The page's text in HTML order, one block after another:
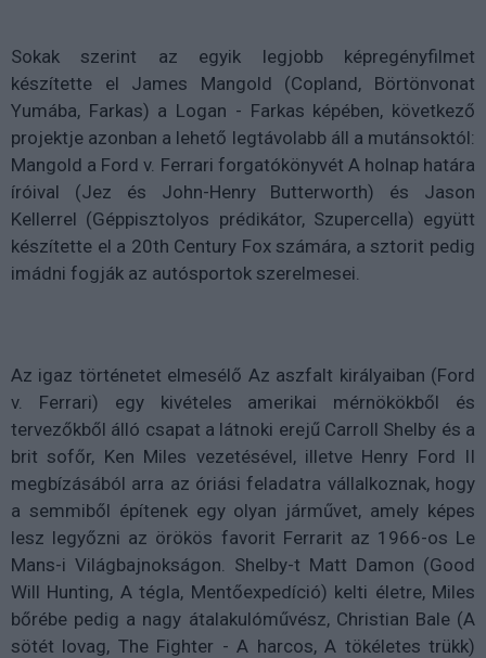
Sokak szerint az egyik legjobb képregényfilmet
készítette el James Mangold (Copland, Börtönvonat
Yumába, Farkas) a Logan - Farkas képében, következő
projektje azonban a lehető legtávolabb áll a mutánsoktól:
Mangold a Ford v. Ferrari forgatókönyvét A holnap határa
íróival (Jez és John-Henry Butterworth) és Jason
Kellerrel (Géppisztolyos prédikátor, Szupercella) együtt
készítette el a 20th Century Fox számára, a sztorit pedig
imádni fogják az autósportok szerelmesei.
Az igaz történetet elmesélő Az aszfalt királyaiban (Ford
v. Ferrari) egy kivételes amerikai mérnökökből és
tervezőkből álló csapat a látnoki erejű Carroll Shelby és a
brit sofőr, Ken Miles vezetésével, illetve Henry Ford II
megbízásából arra az óriási feladatra vállalkoznak, hogy
a semmiből építenek egy olyan járművet, amely képes
lesz legyőzni az örökös favorit Ferrarit az 1966-os Le
Mans-i Világbajnokságon. Shelby-t Matt Damon (Good
Will Hunting, A tégla, Mentőexpedíció) kelti életre, Miles
bőrébe pedig a nagy átalakulóművész, Christian Bale (A
sötét lovag, The Fighter - A harcos, A tökéletes trükk)